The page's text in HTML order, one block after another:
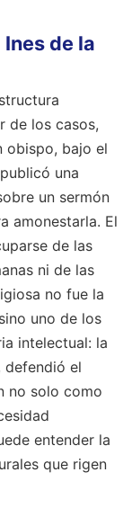
de la
de los casos,
obispo, bajo el
una
un sermón
amonestarla. El
de las
ni de las
no fue la
uno de los
intelectual: la
defendió el
no solo como
entender la
que rigen